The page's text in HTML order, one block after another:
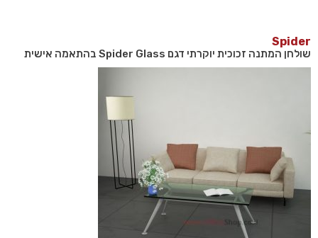
Spider
שולחן המתנה זכוכית יוקרתי דגם Spider Glass בהתאמה אישית